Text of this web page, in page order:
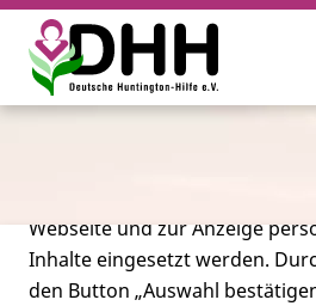
Leben mit Huntington
Cookie-Einstellungen
Diese Webseite setzt
Tracking-Tools ein. Dies
Webseite und zur Anzeige
Inhalte eingesetzt werden.
den Button „Auswahl